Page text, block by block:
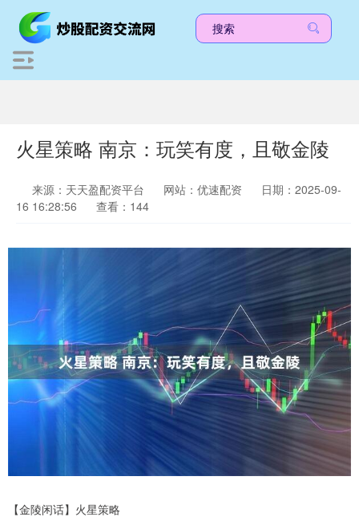
火星策略 南京：玩笑有度，且敬金陵
来源：天天盈配资平台 网站：优速配资
日期：2025-09-
16 16:28:56
查看：144
【金陵闲话】火星策略